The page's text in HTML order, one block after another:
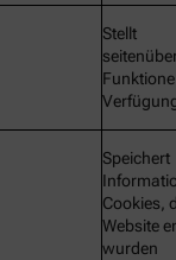
Stellt
Speichert
Cookies,
Website
wurden